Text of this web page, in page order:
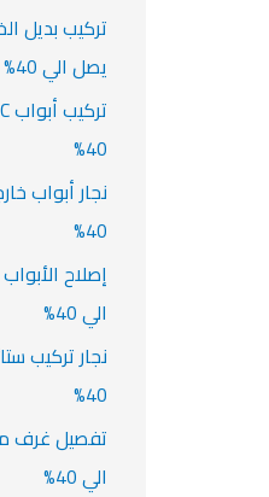
تركيب بديل
يصل الي 40%
40%
نجار أبواب
40%
إصلاح
الي 40%
نجار تركيب
40%
تفصيل غرف
الي 40%